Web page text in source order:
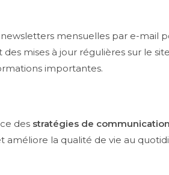
mensuelles par e-mail
mises à jour régulières sur le
importantes.
des stratégies de
la qualité de vie au